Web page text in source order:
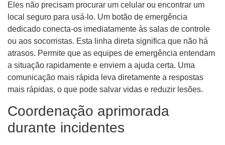
Eles não precisam procurar um celular ou encontrar um
local seguro para usá-lo. Um botão de emergência
dedicado conecta-os imediatamente às salas de controle
ou aos socorristas. Esta linha direta significa que não há
atrasos. Permite que as equipes de emergência entendam
a situação rapidamente e enviem a ajuda certa. Uma
comunicação mais rápida leva diretamente a respostas
mais rápidas, o que pode salvar vidas e reduzir lesões.
Coordenação aprimorada
durante incidentes